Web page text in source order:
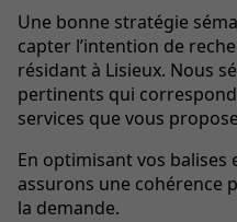
Une bonne stratégie
capter l’intention de
résidant à Lisieux. Nous
pertinents qui
services que vous
En optimisant vos balises
assurons une cohérence
la demande.